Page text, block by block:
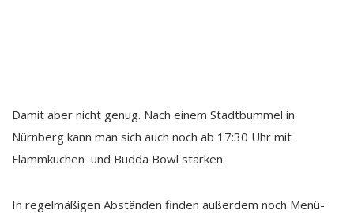
Damit aber nicht genug. Nach einem Stadtbummel in
Nürnberg kann man sich auch noch ab 17:30 Uhr mit
Flammkuchen und Budda Bowl stärken.
In regelmäßigen Abständen finden außerdem noch Menü-